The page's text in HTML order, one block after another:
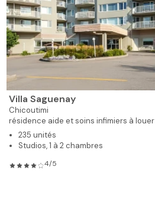
Villa Saguenay
Chicoutimi
résidence aide et soins infimiers à louer
235 unités
Studios, 1 à 2 chambres
4/5